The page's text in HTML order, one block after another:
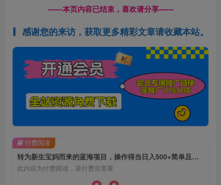
------本页内容已结束，喜欢请分享------
感谢您的来访，获取更多精彩文章请收藏本站。
转为新生宝妈而来的蓝海项目，操作得当日入500+简单且暴力（保姆级玩法）【揭秘】
此内容为付费阅读，请付费后查看
付费阅读